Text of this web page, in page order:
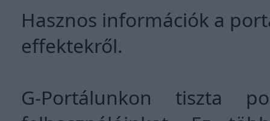
Hasznos információk a
effektekről.
G-Portálunkon tiszta